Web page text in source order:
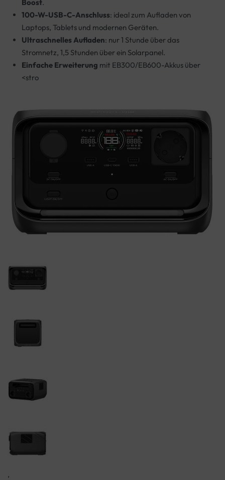
Boost.
100-W-USB-C-Anschluss: ideal zum Aufladen von
Laptops, Tablets und modernen Geräten.
Ultraschnelles Aufladen: nur 1 Stunde über das
Stromnetz, 1,5 Stunden über ein Solarpanel.
Einfache Erweiterung mit EB300/EB600-Akkus über
<stro
,